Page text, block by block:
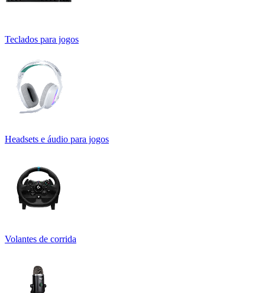
Teclados para jogos
Headsets e áudio para jogos
Volantes de corrida